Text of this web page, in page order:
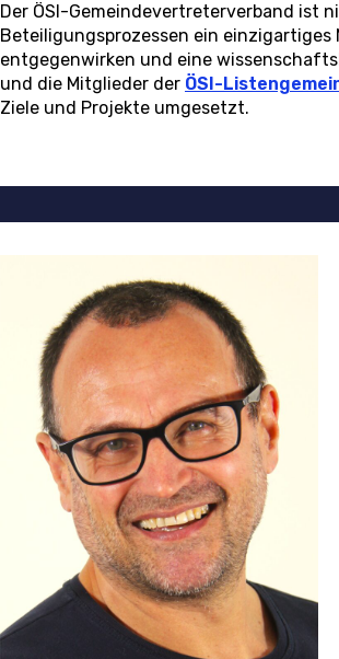
Der ÖSI-Gemeindevertreterverband ist
Beteiligungsprozessen ein
entgegenwirken und eine
und die Mitglieder der ÖSI-
Ziele und Projekte umgesetzt.